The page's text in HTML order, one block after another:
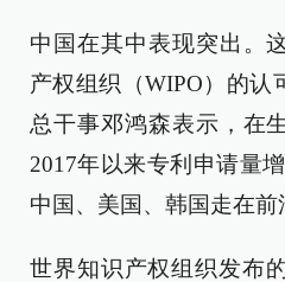
中国在其中表现突出。
产权组织（WIPO）的认
总干事邓鸿森表示，在
2017年以来专利申请量
中国、美国、韩国走在前
世界知识产权组织发布